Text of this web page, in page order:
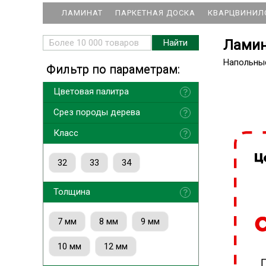
ЛАМИНАТ ПАРКЕТНАЯ ДОСКА
Фильтр по параметрам:
Цветовая палитра
Срез породы дерева
Класс
32 33 34
Толщина
7 мм 8 мм 9 мм
10 мм 12 мм